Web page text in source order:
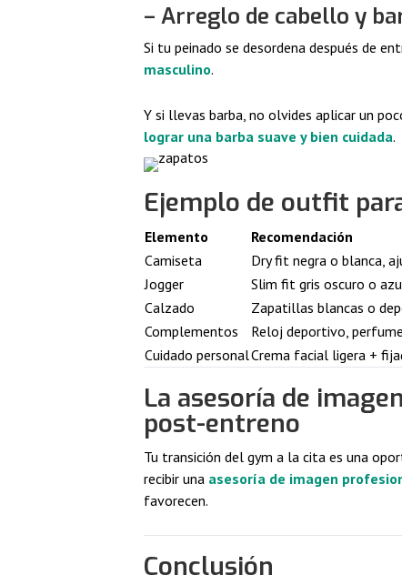
– Arreglo de cabello y
Si tu peinado se desordena después de
masculino.
Y si llevas barba, no olvides aplicar un
lograr una barba suave y bien cuidada.
Ejemplo de outfit
Elemento
Recomendación
Camiseta
Dry fit negra o blanca,
Jogger
Slim fit gris oscuro o
Calzado
Zapatillas blancas o
Complementos
Reloj deportivo,
Cuidado personalCrema facial ligera +
La asesoría de
post-entreno
Tu transición del gym a la cita es una
recibir una asesoría de imagen
favorecen.
Conclusión